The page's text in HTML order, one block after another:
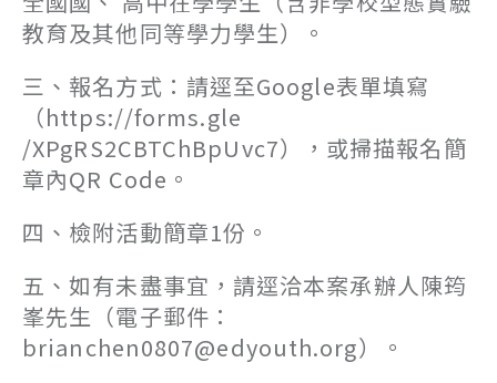
教育及其他同等學力學生）。
三、報名方式：請逕至Google表單填寫
（https://forms.gle
/XPgRS2CBTChBpUvc7），或掃描報名簡
章內QR Code。
四、檢附活動簡章1份。
五、如有未盡事宜，請逕洽本案承辦人陳筠
峯先生（電子郵件：
brianchen0807@edyouth.org）。